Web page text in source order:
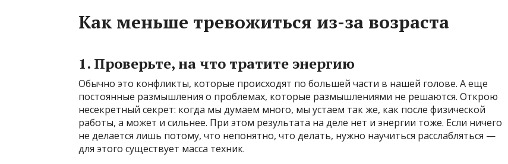
Как меньше тревожиться из-за возраста
1. Проверьте, на что тратите энергию
Обычно это конфликты, которые происходят по большей части в нашей голове. А еще
постоянные размышления о проблемах, которые размышлениями не решаются. Открою
несекретный секрет: когда мы думаем много, мы устаем так же, как после физической
работы, а может и сильнее. При этом результата на деле нет и энергии тоже. Если ничего
не делается лишь потому, что непонятно, что делать, нужно научиться расслабляться —
для этого существует масса техник.